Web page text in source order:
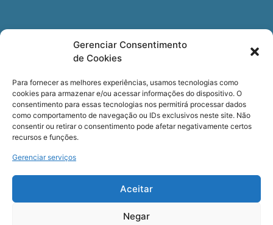
Gerenciar Consentimento
de Cookies
Para fornecer as melhores experiências, usamos tecnologias como
cookies para armazenar e/ou acessar informações do dispositivo. O
consentimento para essas tecnologias nos permitirá processar dados
como comportamento de navegação ou IDs exclusivos neste site. Não
consentir ou retirar o consentimento pode afetar negativamente certos
recursos e funções.
Gerenciar serviços
Aceitar
Negar
Newsletter
especializadas, cursos e eventos?
Registre seu email.
Termos de usoe aPolítica de privacidade